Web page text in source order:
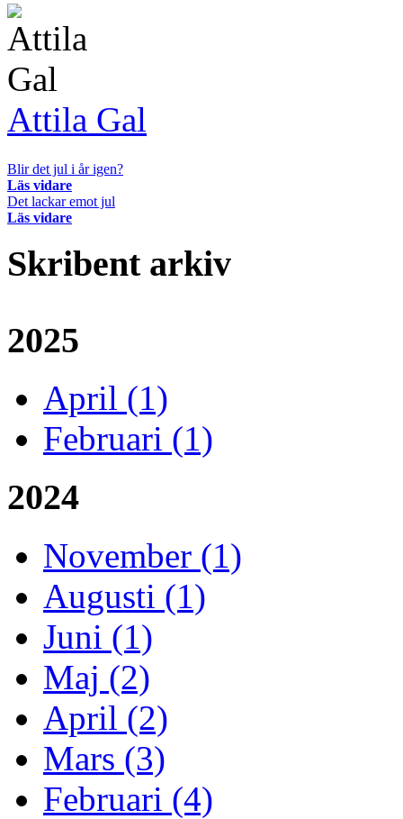
Attila Gal
Blir det jul i år igen?
Läs vidare
Det lackar emot jul
Läs vidare
Skribent arkiv
2025
April (1)
Februari (1)
2024
November (1)
Augusti (1)
Juni (1)
Maj (2)
April (2)
Mars (3)
Februari (4)